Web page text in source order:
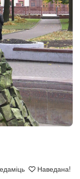
Наведана!